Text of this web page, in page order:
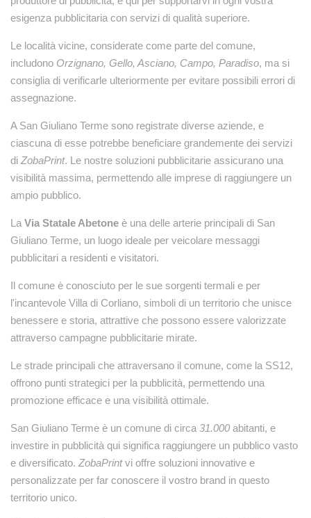
esigenza pubblicitaria con servizi di qualità superiore.
Le località vicine, considerate come parte del comune,
includono Orzignano, Gello, Asciano, Campo, Paradiso, ma si
consiglia di verificarle ulteriormente per evitare possibili errori di
assegnazione.
A San Giuliano Terme sono registrate diverse aziende, e
ciascuna di esse potrebbe beneficiare grandemente dei servizi
di ZobaPrint. Le nostre soluzioni pubblicitarie assicurano una
visibilità massima, permettendo alle imprese di raggiungere un
ampio pubblico.
La Via Statale Abetone è una delle arterie principali di San
Giuliano Terme, un luogo ideale per veicolare messaggi
pubblicitari a residenti e visitatori.
Il comune è conosciuto per le sue sorgenti termali e per
l'incantevole Villa di Corliano, simboli di un territorio che unisce
benessere e storia, attrattive che possono essere valorizzate
attraverso campagne pubblicitarie mirate.
Le strade principali che attraversano il comune, come la SS12,
offrono punti strategici per la pubblicità, permettendo una
promozione efficace e una visibilità ottimale.
San Giuliano Terme è un comune di circa 31.000 abitanti, e
investire in pubblicità qui significa raggiungere un pubblico vasto
e diversificato. ZobaPrintvi offre soluzioni innovative e
personalizzate per far conoscere il vostro brand in questo
territorio unico.